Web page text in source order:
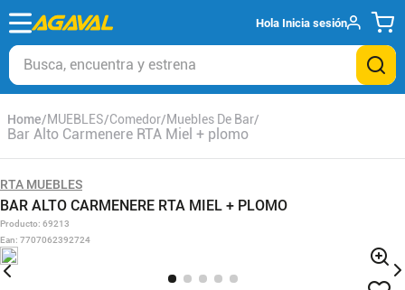
Hola Inicia sesión
Busca, encuentra y estrena
MUEBLES Comedor Muebles De Bar
Bar Alto Carmenere RTA Miel + plomo
RTA MUEBLES
BAR ALTO CARMENERE RTA MIEL + PLOMO
Producto: 69213
Ean: 7707062392724